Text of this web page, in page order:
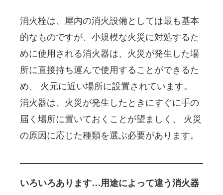
消火栓は、屋内の消火設備としては最も基本
的なものですが、小規模な火災に対処するた
めに使用される消火器は、火災が発生した場
所に直接持ち運んで使用することができるた
め、 火元に近い場所に設置されています。
消火器は、火災が発生したときにすぐに手の
届く場所に置いておくことが望ましく、 火災
の原因に応じた種類を選ぶ必要があります。
いろいろあります…用途によって違う消火器